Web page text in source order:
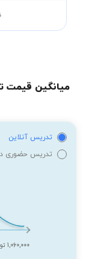
میانگین
تدریس آنلاین
تدریس حضوری
1,060,000 تومان